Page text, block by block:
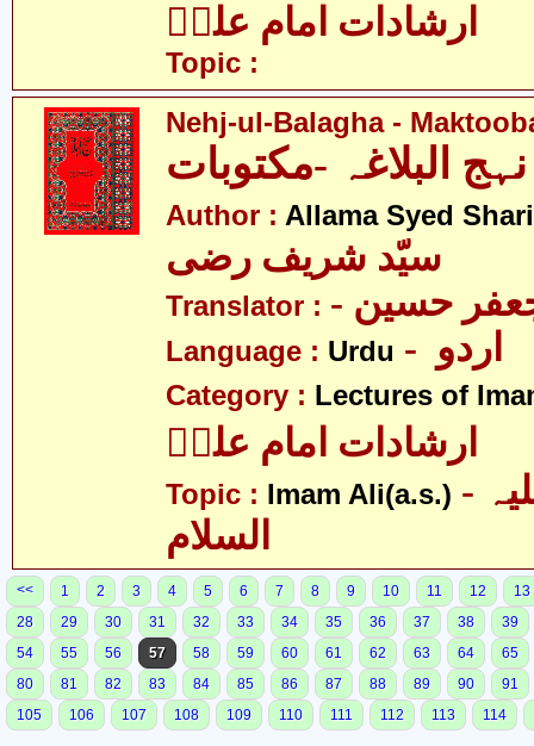
ارشادات امام علیؑ
Topic :
Nehj-ul-Balagha -
نہج البلاغہ -مکتوبات
Author : Allama Syed
سیّد شریف رضی
Translator : حسین
Language : Urdu
Category : Lectures of
ارشادات امام علیؑ
Topic : Imam Ali(a.s.) - امام علی علیہ
<< 1 2 3 4 5 6 7 8 9 10 11 12
13
28
29 30 31 32 33 34 35 36 37 38
39
54
55 56 57 58 59 60 61 62 63 64
65
80
81 82 83 84 85 86 87 88 89 90
91
105
106 107 108 109 110 111 112 113 114